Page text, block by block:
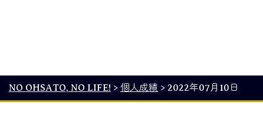
NO OHSATO, NO LIFE! > 個人成績 > 2022年07月10日